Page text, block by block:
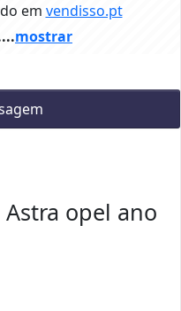
mostrar
em vendisso.pt
opel ano